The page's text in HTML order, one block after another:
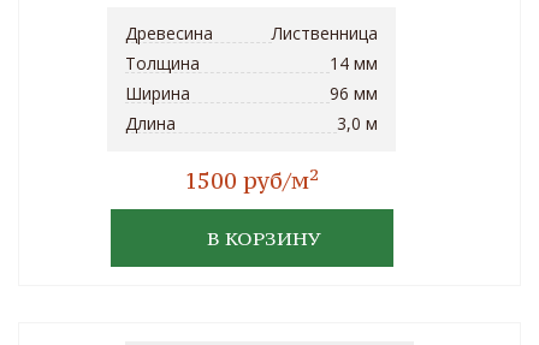
Древесина
Лиственница
Толщина
14 мм
Ширина
96 мм
Длина
3,0 м
1500 руб/м2
В КОРЗИНУ